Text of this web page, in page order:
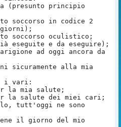
(presunto principio
soccorso in codice 2
soccorso oculistico;
eseguite e da eseguire);
ad oggi ancora da
sicuramente alla mia
i vari:
la mia salute;
la salute dei miei cari;
tutt'oggi ne sono
il giorno del mio